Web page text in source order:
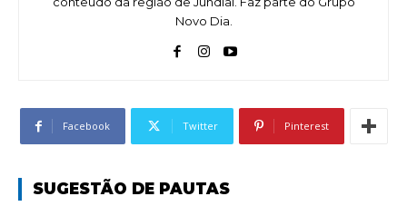
Novo Dia.
Facebook Twitter Pinterest
SUGESTÃO DE PAUTAS